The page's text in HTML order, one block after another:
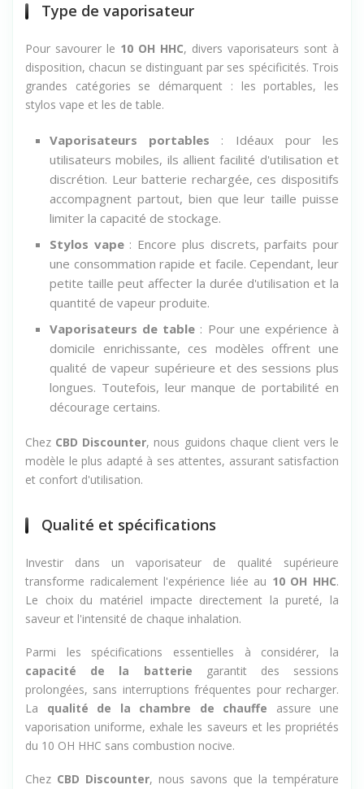
Type de vaporisateur
Pour savourer le 10 OH HHC, divers vaporisateurs sont à
disposition, chacun se distinguant par ses spécificités. Trois
grandes catégories se démarquent : les portables, les
stylos vape et les de table.
Vaporisateurs portables : Idéaux pour les
utilisateurs mobiles, ils allient facilité d'utilisation et
discrétion. Leur batterie rechargée, ces dispositifs
accompagnent partout, bien que leur taille puisse
limiter la capacité de stockage.
Stylos vape: Encore plus discrets, parfaits pour
une consommation rapide et facile. Cependant, leur
petite taille peut affecter la durée d'utilisation et la
quantité de vapeur produite.
Vaporisateurs de table : Pour une expérience à
domicile enrichissante, ces modèles offrent une
qualité de vapeur supérieure et des sessions plus
longues. Toutefois, leur manque de portabilité en
décourage certains.
Chez CBD Discounter, nous guidons chaque client vers le
modèle le plus adapté à ses attentes, assurant satisfaction
et confort d'utilisation.
Qualité et spécifications
Investir dans un vaporisateur de qualité supérieure
transforme radicalement l'expérience liée au 10 OH HHC.
Le choix du matériel impacte directement la pureté, la
saveur et l'intensité de chaque inhalation.
Parmi les spécifications essentielles à considérer, la
capacité de la batterie garantit des sessions
prolongées, sans interruptions fréquentes pour recharger.
La qualité de la chambre de chauffe assure une
vaporisation uniforme, exhale les saveurs et les propriétés
du 10 OH HHC sans combustion nocive.
Chez CBD Discounter, nous savons que la température